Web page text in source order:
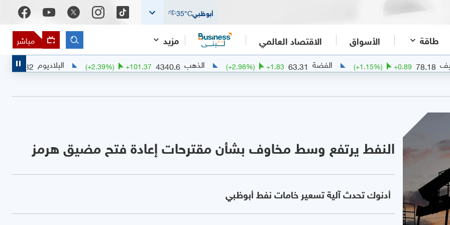
أبوظبي 35°C
طاقة الأسواق الاقتصاد العالمي مزيد مباشر
(+1.15 الفضة 63.31
1.83
(+2.98%) الذهب 4340.6
+101.37
+2.39%) البلاديوم 1373.32
+2.4234
0.18 %)
النفط يرتفع وسط مخاوف بشأن مقترحات إعادة فتح مضيق هرمز
أدنوك تحدث آلية تسعير خامات نفط أبوظبي